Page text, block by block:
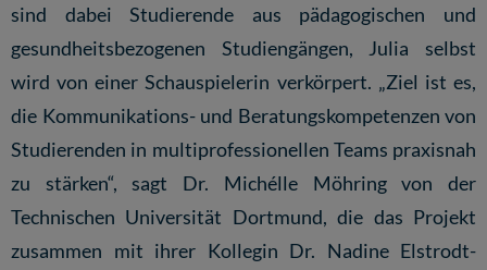
sind dabei Studierende aus pädagogischen und
gesundheitsbezogenen Studiengängen, Julia selbst
wird von einer Schauspielerin verkörpert. „Ziel ist es,
die Kommunikations- und Beratungskompetenzen von
Studierenden in multiprofessionellen Teams praxisnah
zu stärken“, sagt Dr. Michélle Möhring von der
Technischen Universität Dortmund, die das Projekt
zusammen mit ihrer Kollegin Dr. Nadine Elstrodt-